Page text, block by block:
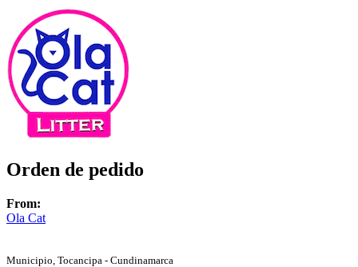
Orden de pedido
From:
Ola Cat
Municipio, Tocancipa - Cundinamarca